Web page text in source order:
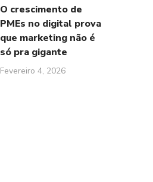
O crescimento de
PMEs no digital prova
que marketing não é
só pra gigante
Fevereiro 4, 2026